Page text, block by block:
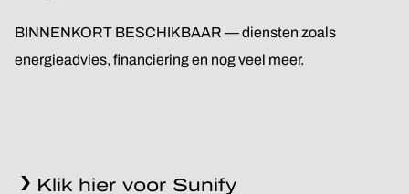
BINNENKORT BESCHIKBAAR — diensten zoals
energieadvies, financiering en nog veel meer.
Klik hier voor Sunify